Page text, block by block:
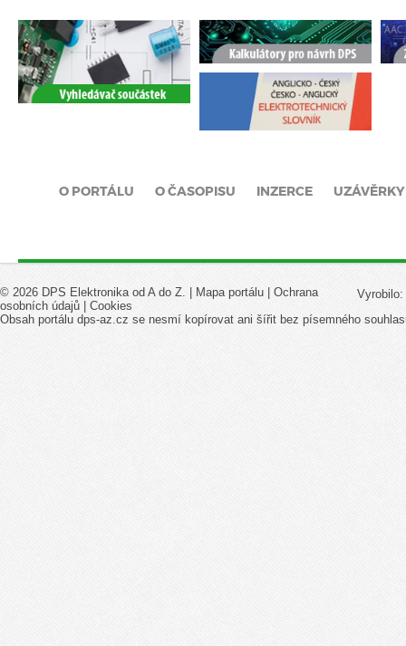
O PORTÁLU O ČASOPISU INZERCE UZÁVĚRKY
Vyrobilo:
© 2026 DPS Elektronika od A do Z. | Mapa portálu
Ochrana
osobních údajů
Cookies
Obsah portálu dps-az.cz se nesmí kopírovat ani šířit bez písemného